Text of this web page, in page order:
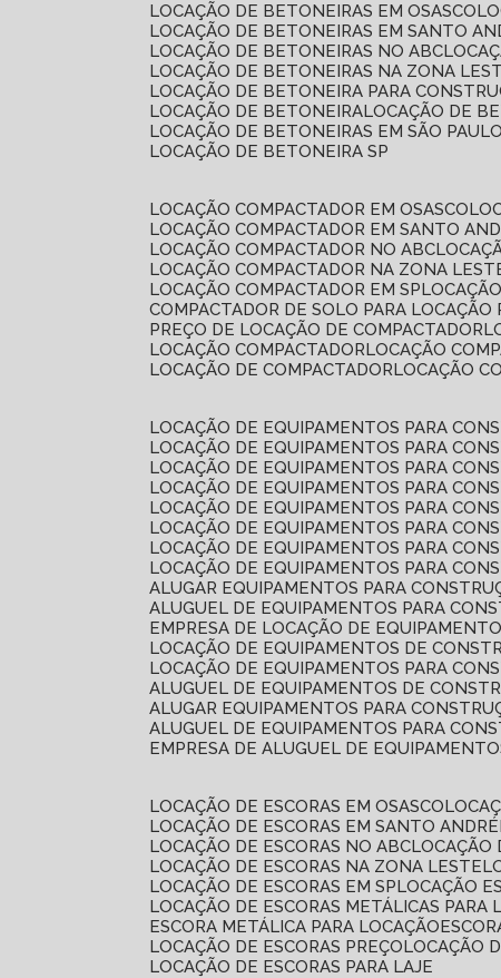
LOCAÇÃO DE BETONEIRAS EM OSASCO
LOCAÇÃO DE BETONEIRAS EM SANTO
LOCAÇÃO DE BETONEIRAS NO ABC
LOCAÇÃO DE BETONEIRAS NA ZONA
LOCAÇÃO DE BETONEIRA PARA
LOCAÇÃO DE BETONEIRA LOCAÇÃO DE
LOCAÇÃO DE BETONEIRAS EM SÃO PAULO
LOCAÇÃO DE BETONEIRA SP
LOCAÇÃO COMPACTADOR EM OSASCO
LOCAÇÃO COMPACTADOR EM SANTO
LOCAÇÃO COMPACTADOR NO ABC
LOCAÇÃO COMPACTADOR NA ZONA
LOCAÇÃO COMPACTADOR EM SP
COMPACTADOR DE SOLO PARA LOCAÇÃO
PREÇO DE LOCAÇÃO DE COMPACTADOR
LOCAÇÃO COMPACTADOR LOCAÇÃO
LOCAÇÃO DE COMPACTADOR LOCAÇÃO
LOCAÇÃO DE EQUIPAMENTOS PARA
LOCAÇÃO DE EQUIPAMENTOS PARA
LOCAÇÃO DE EQUIPAMENTOS PARA
LOCAÇÃO DE EQUIPAMENTOS PARA
LOCAÇÃO DE EQUIPAMENTOS PARA
LOCAÇÃO DE EQUIPAMENTOS PARA
LOCAÇÃO DE EQUIPAMENTOS PARA
LOCAÇÃO DE EQUIPAMENTOS PARA
ALUGAR EQUIPAMENTOS PARA
ALUGUEL DE EQUIPAMENTOS PARA
EMPRESA DE LOCAÇÃO DE
LOCAÇÃO DE EQUIPAMENTOS DE
LOCAÇÃO DE EQUIPAMENTOS PARA
ALUGUEL DE EQUIPAMENTOS DE
ALUGAR EQUIPAMENTOS PARA
ALUGUEL DE EQUIPAMENTOS PARA
EMPRESA DE ALUGUEL DE
LOCAÇÃO DE ESCORAS EM OSASCO
LOCAÇÃO DE ESCORAS EM SANTO ANDRÉ
LOCAÇÃO DE ESCORAS NO ABC
LOCAÇÃO DE ESCORAS NA ZONA LESTE
LOCAÇÃO DE ESCORAS EM SP LOCAÇÃO
LOCAÇÃO DE ESCORAS METÁLICAS PARA
ESCORA METÁLICA PARA LOCAÇÃO
LOCAÇÃO DE ESCORAS PREÇO LOCAÇÃO
LOCAÇÃO DE ESCORAS PARA LAJE